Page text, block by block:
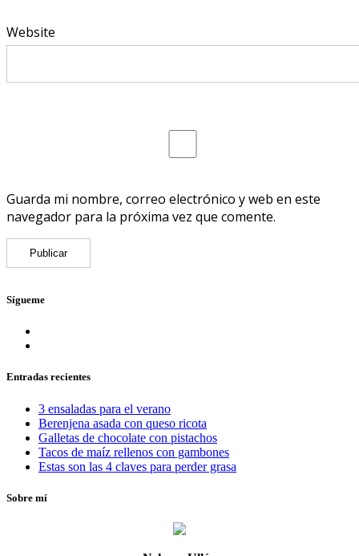
Website
Guarda mi nombre, correo electrónico y web en este
navegador para la próxima vez que comente.
Sígueme
Entradas recientes
3 ensaladas para el verano
Berenjena asada con queso ricota
Galletas de chocolate con pistachos
Tacos de maíz rellenos con gambones
Estas son las 4 claves para perder grasa
Sobre mí